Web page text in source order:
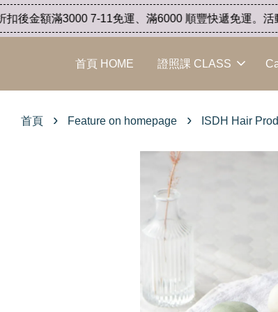
額滿3000 7-11免運、滿6000 順豐快遞免運。活動於
首頁 HOME 證照課 CLASS
首頁 › Feature on homepage › ISDH Hair